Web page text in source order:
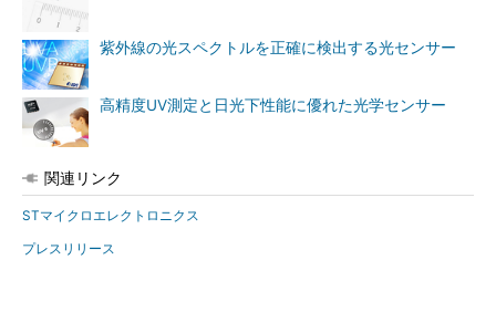
紫外線の光スペクトルを正確に検出する光センサー
高精度UV測定と日光下性能に優れた光学センサー
関連リンク
STマイクロエレクトロニクス
プレスリリース